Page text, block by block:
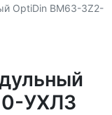
OptiDin BM63-3Z2-
УХЛ3